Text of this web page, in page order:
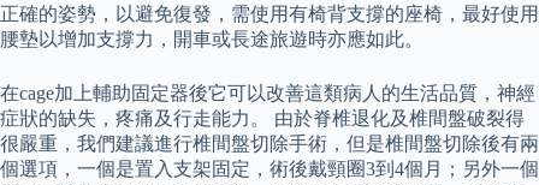
正確的姿勢，以避免復發，需使用有椅背支撐的座椅，最好使用
腰墊以增加支撐力，開車或長途旅遊時亦應如此。
在cage加上輔助固定器後它可以改善這類病人的生活品質，神經
症狀的缺失，疼痛及行走能力。 由於脊椎退化及椎間盤破裂得
很嚴重，我們建議進行椎間盤切除手術，但是椎間盤切除後有兩
個選項，一個是置入支架固定，術後戴頸圈3到4個月；另外一個